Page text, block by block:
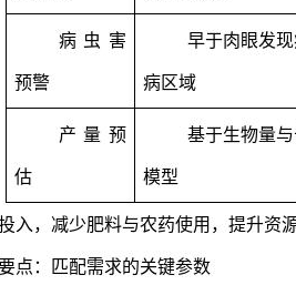
病虫害
预警
早于肉眼发
病区域
产量预
估
基于生物量
模型
入，减少肥料与农药使用，提升资
点：匹配需求的关键参数